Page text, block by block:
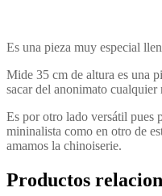
Es una pieza muy especial
Mide 35 cm de altura es una
sacar del anonimato cualquier
Es por otro lado versátil pues
mininalista como en otro de
amamos la chinoiserie.
Productos